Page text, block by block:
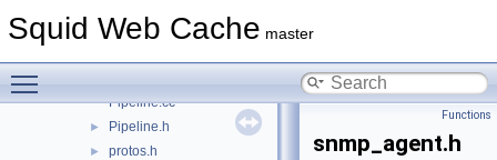
Squid Web Cache master
► PeerPoolMgr.h
Pipeline.cc
► Pipeline.h
► protos.h
Functions
snmp_agent.h